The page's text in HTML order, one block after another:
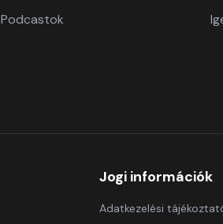
Podcastok
Jogi információk
Adatkezelési